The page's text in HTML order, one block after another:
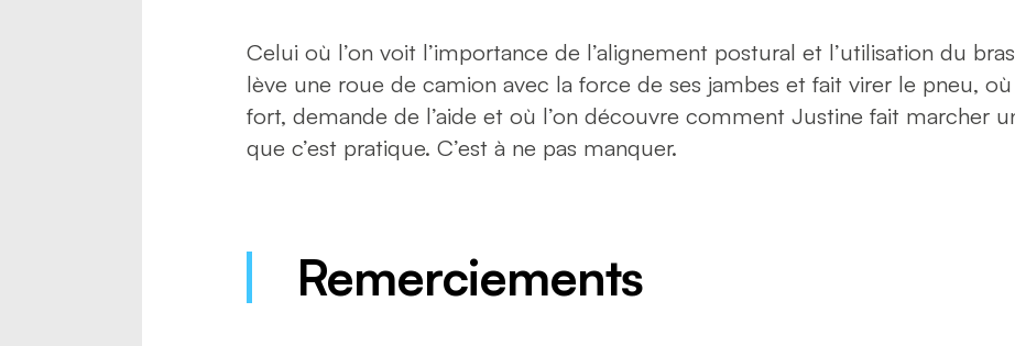
Celui où l’on voit l’importance de l’alignement postural et l’utilisation du
lève une roue de camion avec la force de ses jambes et fait virer le pneu,
fort, demande de l’aide et où l’on découvre comment Justine fait marcher
que c’est pratique. C’est à ne pas manquer.
Remerciements